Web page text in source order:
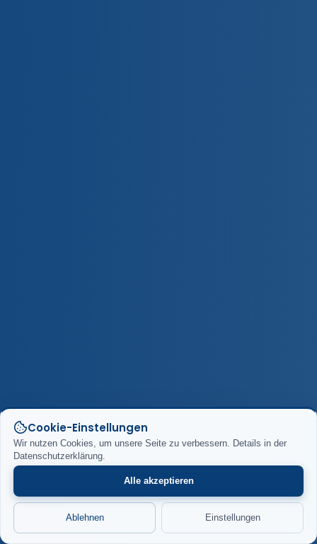
Cookie-Einstellungen
Wir nutzen Cookies, um unsere Seite zu verbessern. Details in der
Datenschutzerklärung.
Alle akzeptieren
Ablehnen Einstellungen